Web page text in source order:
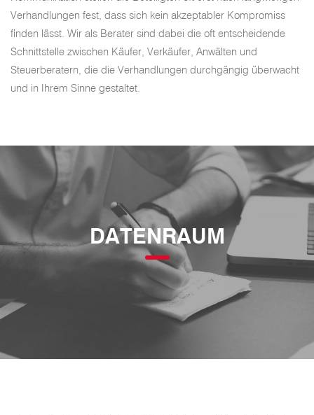
Verhandlungen fest, dass sich kein akzeptabler Kompromiss
finden lässt. Wir als Berater sind dabei die oft entscheidende
Schnittstelle zwischen Käufer, Verkäufer, Anwälten und
Steuerberatern, die die Verhandlungen durchgängig überwacht
und in Ihrem Sinne gestaltet.
DATENRAUM